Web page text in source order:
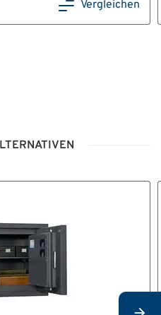
Vergleichen